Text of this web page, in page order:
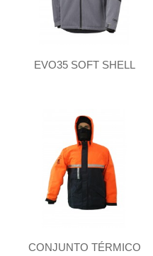
EVO35 SOFT SHELL
CONJUNTO TÉRMICO